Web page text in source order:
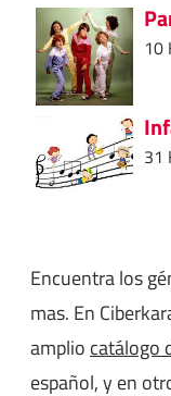
10
31
Encuentra los
mas. En
amplio catálogo
español, y en